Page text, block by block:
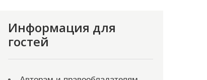
Информация для
гостей